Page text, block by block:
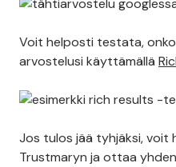
Voit helposti testata,
arvostelusi käyttämällä
Jos tulos jää tyhjäksi,
Trustmaryn ja ottaa